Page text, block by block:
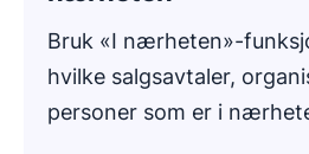
Bruk «I nærheten»-
hvilke salgsavtaler,
personer som er i